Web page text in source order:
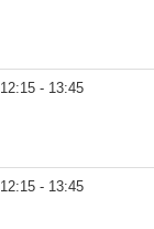
12:15 - 13:45
12:15 - 13:45